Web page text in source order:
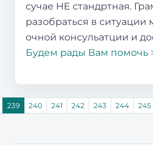
сучае НЕ стандртная.
разобраться в
очной консульатции и
Будем рады Вам помочь
239 240 241 242 243 244 245